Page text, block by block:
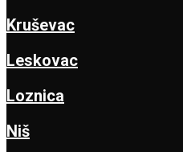
Kruševac
Leskovac
Loznica
Niš